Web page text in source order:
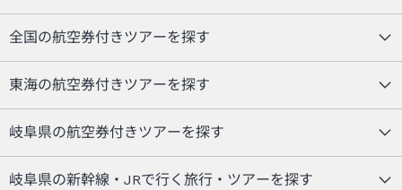
全国の航空券付きツアーを探す
東海の航空券付きツアーを探す
岐阜県の航空券付きツアーを探す
岐阜県の新幹線・JRで行く旅行・ツアーを探す